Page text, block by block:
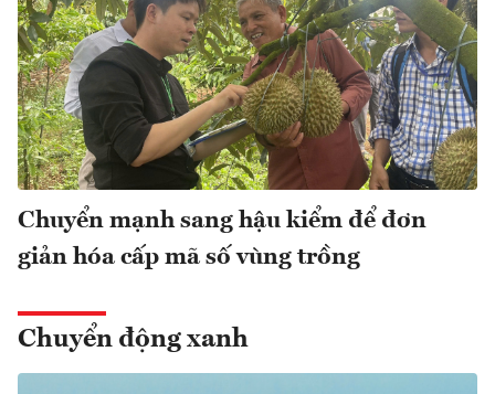
Chuyển mạnh sang hậu kiểm để đơn
giản hóa cấp mã số vùng trồng
Chuyển động xanh